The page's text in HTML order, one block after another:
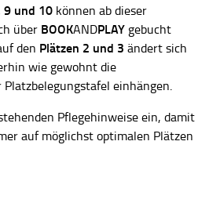
9 und 10 können ab dieser
über BOOKANDPLAY gebucht
den Plätzen 2 und 3 ändert sich
wie gewohnt die
einhängen.
Pflegehinweise ein, damit
auf möglichst optimalen Plätzen